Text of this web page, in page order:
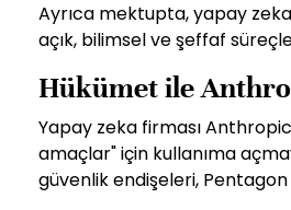
Ayrıca mektupta, yapay
açık, bilimsel ve şeffaf
Hükümet ile
Yapay zeka firması
amaçlar" için kullanıma
güvenlik endişeleri, Pentagon